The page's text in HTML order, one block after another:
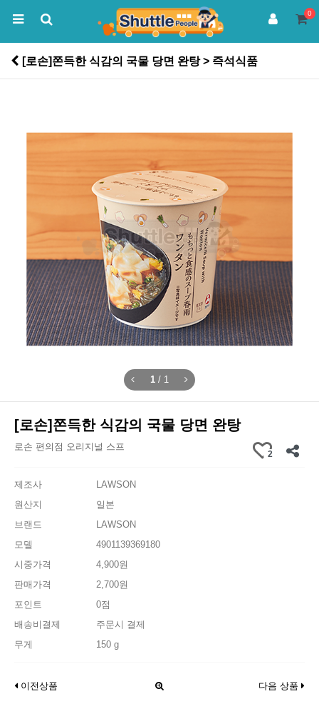
0
[로손]쫀득한 식감의 국물 당면 완탕 > 즉석식품
1 / 1
[로손]쫀득한 식감의 국물 당면 완탕
로손 편의점 오리지널 스프
2
제조사
LAWSON
원산지
일본
브랜드
LAWSON
모델
4901139369180
시중가격
4,900원
판매가격
2,700원
포인트
0점
배송비결제
주문시 결제
무게
150 g
이전상품 다음 상품